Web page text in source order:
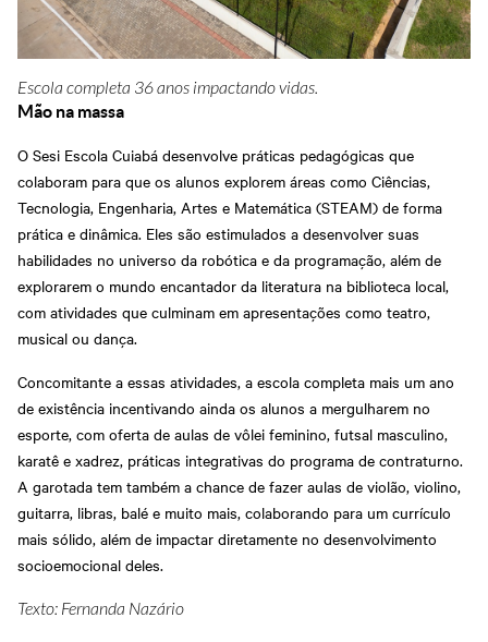
Escola completa 36 anos impactando vidas.
Mão na massa
O Sesi Escola Cuiabá desenvolve práticas pedagógicas que
colaboram para que os alunos explorem áreas como Ciências,
Tecnologia, Engenharia, Artes e Matemática (STEAM) de forma
prática e dinâmica. Eles são estimulados a desenvolver suas
habilidades no universo da robótica e da programação, além de
explorarem o mundo encantador da literatura na biblioteca local,
com atividades que culminam em apresentações como teatro,
musical ou dança.
Concomitante a essas atividades, a escola completa mais um ano
de existência incentivando ainda os alunos a mergulharem no
esporte, com oferta de aulas de vôlei feminino, futsal masculino,
karatê e xadrez, práticas integrativas do programa de contraturno.
A garotada tem também a chance de fazer aulas de violão, violino,
guitarra, libras, balé e muito mais, colaborando para um currículo
mais sólido, além de impactar diretamente no desenvolvimento
socioemocional deles.
Texto: Fernanda Nazário